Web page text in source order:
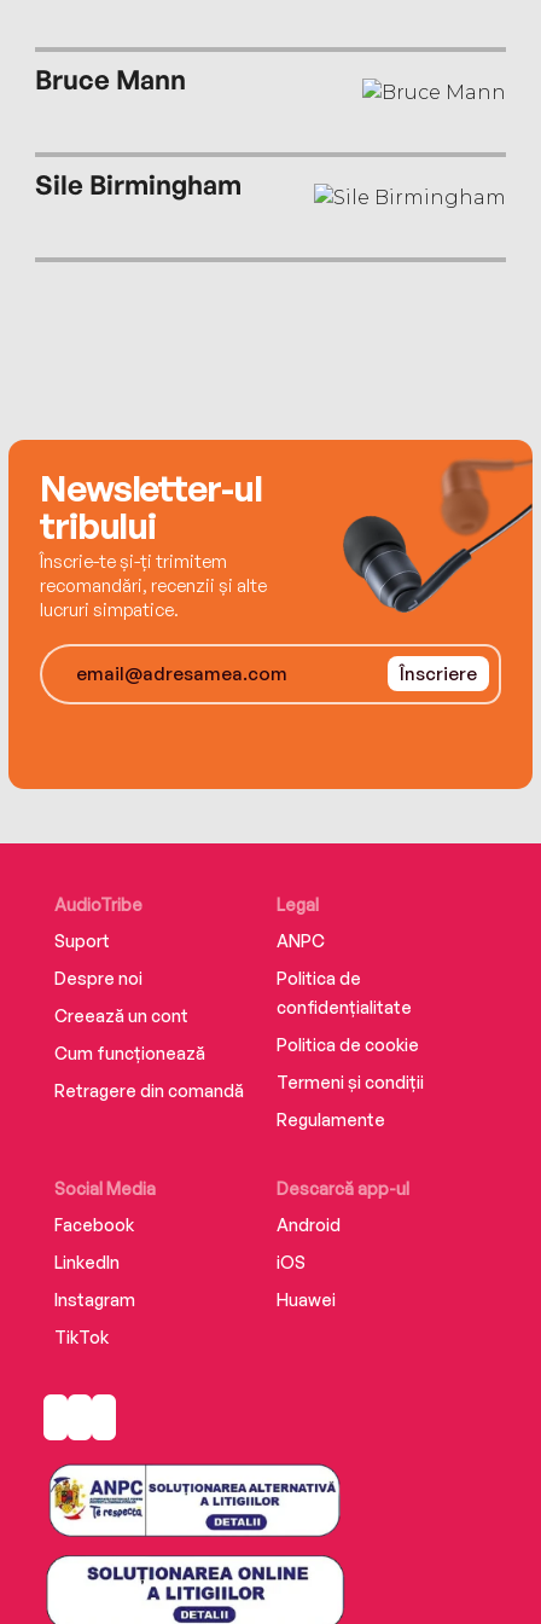
Bruce Mann
Sile Birmingham
Newsletter-ul
tribului
Înscrie-te și-ți trimitem
recomandări, recenzii și alte
lucruri simpatice.
Înscriere
AudioTribe
Suport
Despre noi
Creează un cont
Cum funcționează
Retragere din comandă
Social Media
Facebook
LinkedIn
Instagram
TikTok
Descarcă app-ul
Android
iOS
Huawei
Legal
ANPC
Politica de
confidențialitate
Politica de cookie
Termeni și condiții
Regulamente